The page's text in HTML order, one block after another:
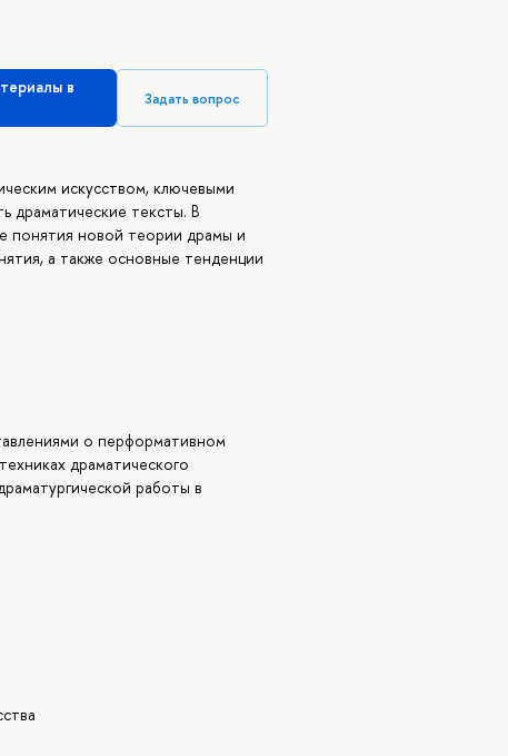
в
Задать вопрос
искусством, ключевыми
драматические тексты. В
понятия новой теории драмы и
а также основные тенденции
о перформативном
драматического
работы в